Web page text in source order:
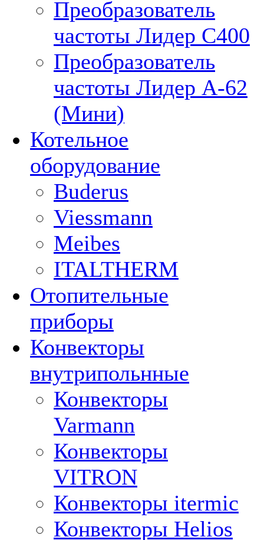
Преобразователь
частоты Лидер С400
Преобразователь
частоты Лидер А-62
(Мини)
Котельное
оборудование
Buderus
Viessmann
Meibes
ITALTHERM
Отопительные
приборы
Конвекторы
внутрипольнные
Конвекторы
Varmann
Конвекторы
VITRON
Конвекторы itermic
Конвекторы Helios